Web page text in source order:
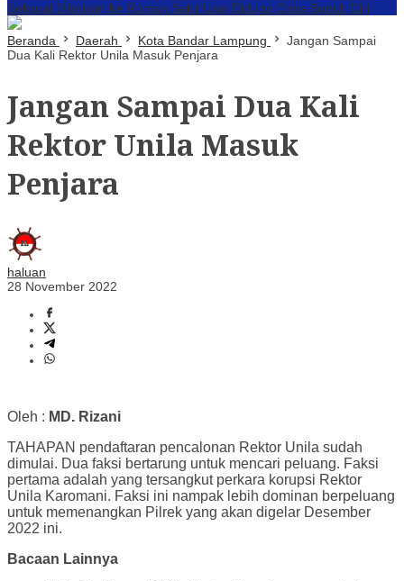
Seksual Dilarikan ke Rumah Sakit Usai Diduga Coba Bunuh Diri
Beranda Daerah Kota Bandar Lampung
Jangan Sampai
Dua Kali Rektor Unila Masuk Penjara
Jangan Sampai Dua Kali
Rektor Unila Masuk
Penjara
haluan
28 November 2022
Oleh : MD. Rizani
TAHAPAN pendaftaran pencalonan Rektor Unila sudah
dimulai. Dua faksi bertarung untuk mencari peluang. Faksi
pertama adalah yang tersangkut perkara korupsi Rektor
Unila Karomani. Faksi ini nampak lebih dominan berpeluang
untuk memenangkan Pilrek yang akan digelar Desember
2022 ini.
Bacaan Lainnya